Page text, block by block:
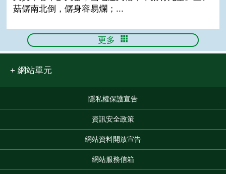
菇僝南北倒，僝身容易爛；...
更多
網站單元
隱私權保護宣告
資訊安全政策
網站資料開放宣告
網站服務信箱